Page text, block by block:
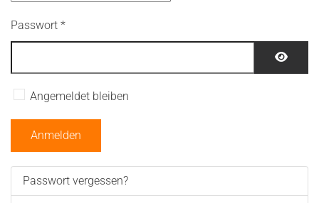
Passwort *
Angemeldet bleiben
Anmelden
Passwort vergessen?